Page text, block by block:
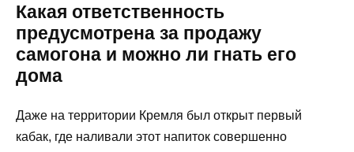
Какая ответственность
предусмотрена за продажу
самогона и можно ли гнать его
дома
Даже на территории Кремля был открыт первый
кабак, где наливали этот напиток совершенно